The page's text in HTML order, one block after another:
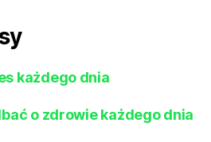
każdego dnia
o zdrowie każdego dnia